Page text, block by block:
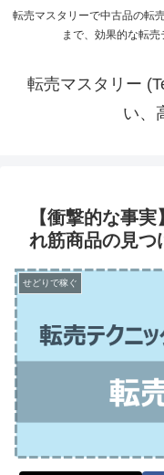
転売マスタリーで中古品の転
まで、効果的な転売
転売マスタリー
い、
【衝撃的な事
れ筋商品の見つ
せどりで稼ぐ